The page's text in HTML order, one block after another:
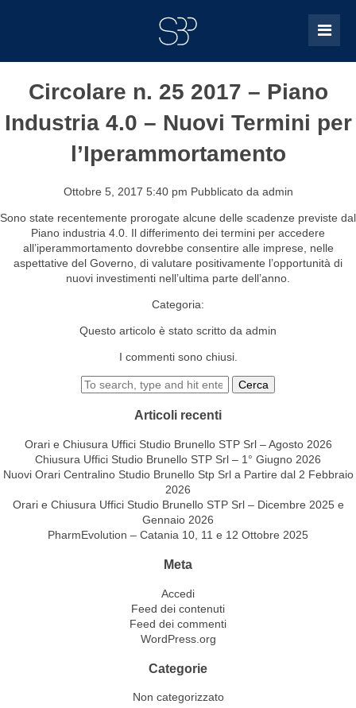
Circolare n. 25 2017 – Piano
Industria 4.0 – Nuovi Termini per
l’Iperammortamento
Ottobre 5, 2017 5:40 pm Pubblicato da admin
Sono state recentemente prorogate alcune delle scadenze previste dal
Piano industria 4.0. Il differimento dei termini per accedere
all’iperammortamento dovrebbe consentire alle imprese, nelle
aspettative del Governo, di valutare positivamente l’opportunità di
nuovi investimenti nell’ultima parte dell’anno.
Categoria:
Questo articolo è stato scritto da admin
I commenti sono chiusi.
Cerca
Articoli recenti
Orari e Chiusura Uffici Studio Brunello STP Srl – Agosto 2026
Chiusura Uffici Studio Brunello STP Srl – 1° Giugno 2026
Nuovi Orari Centralino Studio Brunello Stp Srl a Partire dal 2 Febbraio
2026
Orari e Chiusura Uffici Studio Brunello STP Srl – Dicembre 2025 e
Gennaio 2026
PharmEvolution – Catania 10, 11 e 12 Ottobre 2025
Meta
Accedi
Feed dei contenuti
Feed dei commenti
WordPress.org
Categorie
Non categorizzato